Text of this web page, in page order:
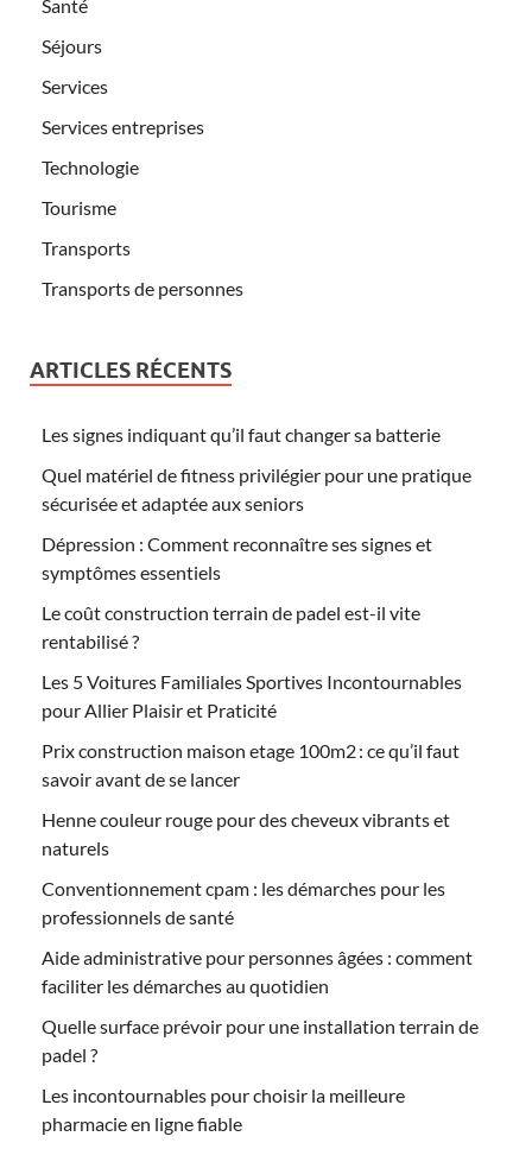
Santé
Séjours
Services
Services entreprises
Technologie
Tourisme
Transports
Transports de personnes
ARTICLES RÉCENTS
Les signes indiquant qu’il faut changer sa batterie
Quel matériel de fitness privilégier pour une pratique
sécurisée et adaptée aux seniors
Dépression : Comment reconnaître ses signes et
symptômes essentiels
Le coût construction terrain de padel est-il vite
rentabilisé ?
Les 5 Voitures Familiales Sportives Incontournables
pour Allier Plaisir et Praticité
Prix construction maison etage 100m2 : ce qu’il faut
savoir avant de se lancer
Henne couleur rouge pour des cheveux vibrants et
naturels
Conventionnement cpam : les démarches pour les
professionnels de santé
Aide administrative pour personnes âgées : comment
faciliter les démarches au quotidien
Quelle surface prévoir pour une installation terrain de
padel ?
Les incontournables pour choisir la meilleure
pharmacie en ligne fiable